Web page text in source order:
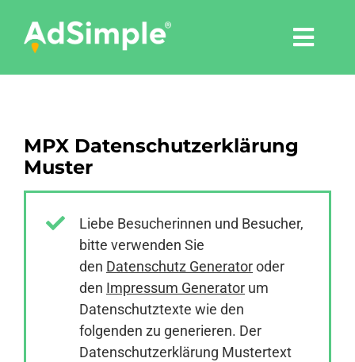
content
Tools
Pressemitteilungen
MPX Datenschutzerklärung
Muster
Liebe Besucherinnen und Besucher,
bitte verwenden Sie
den Datenschutz Generatoroder
den Impressum Generator um
Datenschutztexte wie den
folgenden zu generieren. Der
Datenschutzerklärung Mustertext